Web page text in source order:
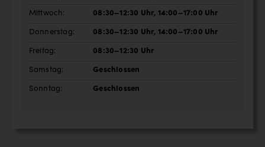
Mittwoch:
08:30–12:30 Uhr, 14:00–17:00 Uhr
Donnerstag:
08:30–12:30 Uhr, 14:00–17:00 Uhr
Freitag:
08:30–12:30 Uhr
Samstag:
Geschlossen
Sonntag:
Geschlossen